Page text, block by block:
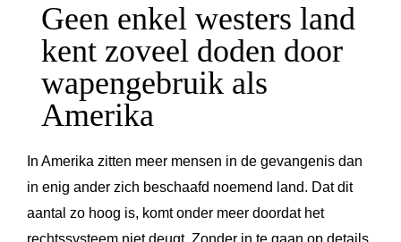
Geen enkel westers land
kent zoveel doden door
wapengebruik als
Amerika
In Amerika zitten meer mensen in de gevangenis dan
in enig ander zich beschaafd noemend land. Dat dit
aantal zo hoog is, komt onder meer doordat het